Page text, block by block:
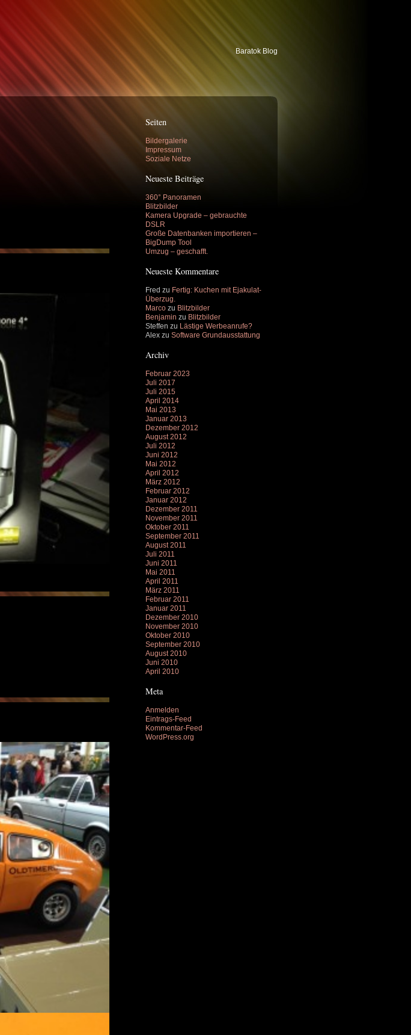
Baratok Blog
Seiten
Bildergalerie
Impressum
Soziale Netze
Neueste Beiträge
360° Panoramen
Blitzbilder
Kamera Upgrade – gebrauchte
DSLR
Große Datenbanken importieren –
BigDump Tool
Umzug – geschafft.
Neueste Kommentare
Fred zu Fertig: Kuchen mit Ejakulat-
Überzug.
Marco zu Blitzbilder
Benjamin zu Blitzbilder
Steffen zu Lästige Werbeanrufe?
Alex zu Software Grundausstattung
Archiv
Februar 2023
Juli 2017
Juli 2015
April 2014
Mai 2013
Januar 2013
Dezember 2012
August 2012
Juli 2012
Juni 2012
Mai 2012
April 2012
März 2012
Februar 2012
Januar 2012
Dezember 2011
November 2011
Oktober 2011
September 2011
August 2011
Juli 2011
Juni 2011
Mai 2011
April 2011
März 2011
Februar 2011
Januar 2011
Dezember 2010
November 2010
Oktober 2010
September 2010
August 2010
Juni 2010
April 2010
Meta
Anmelden
Eintrags-Feed
Kommentar-Feed
WordPress.org